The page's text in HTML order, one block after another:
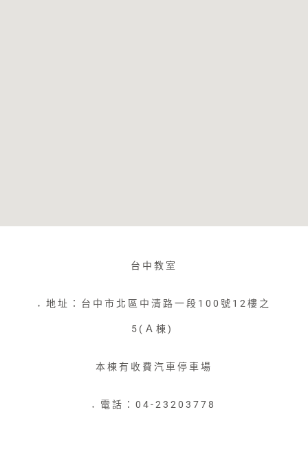
台中教室
● 地址：台中市北區中清路一段100號12樓之
5(Ａ棟)
本棟有收費汽車停車場
● 電話：04-23203778